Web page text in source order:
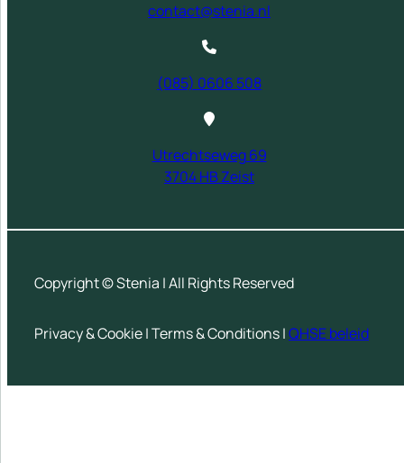
contact@stenia.nl
(085) 0606 508
Utrechtseweg 69
3704 HB Zeist
Copyright © Stenia | All Rights Reserved
Privacy & Cookie | Terms & Conditions |QHSE beleid